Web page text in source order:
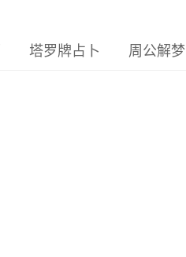
塔罗牌占卜 周公解梦